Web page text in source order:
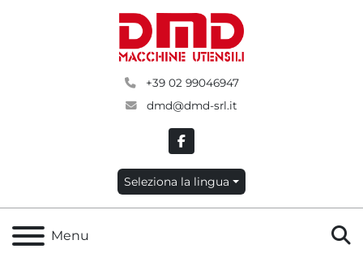
+39 02 99046947
dmd@dmd-srl.it
facebook
Seleziona la lingua
Menu